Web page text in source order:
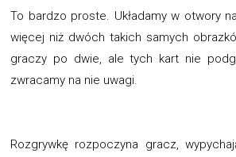
To bardzo proste. Układamy w otwory
więcej niż dwóch takich samych
graczy po dwie, ale tych kart nie
zwracamy na nie uwagi.
Rozgrywkę rozpoczyna gracz,